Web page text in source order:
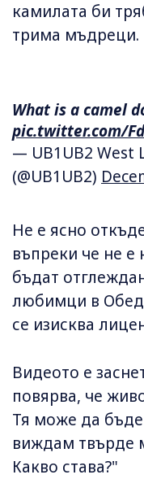
камилата би
трима мъдреци.
What is a camel
pic.twitter.com/
— UB1UB2 West
(@UB1UB2)
Не е ясно
въпреки че не е
бъдат
любимци в
се изисква
Видеото е
повярва, че
Тя може да бъде
виждам твърде
Какво става?"